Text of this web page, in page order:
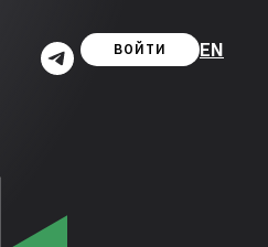
ВОЙТИ EN